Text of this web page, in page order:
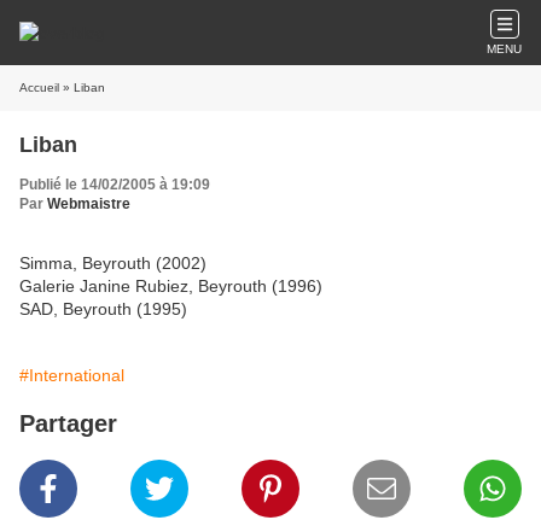
MENU
Accueil » Liban
Liban
Publié le 14/02/2005 à 19:09
Par Webmaistre
Simma, Beyrouth (2002)
Galerie Janine Rubiez, Beyrouth (1996)
SAD, Beyrouth (1995)
#International
Partager